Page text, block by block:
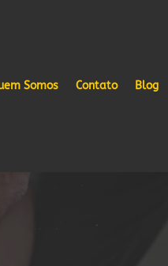
Somos Contato Blog